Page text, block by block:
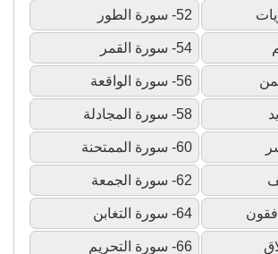
52- سورة الطور
54- سورة القمر
56- سورة الواقعة
58- سورة المجادلة
60- سورة الممتحنة
62- سورة الجمعة
64- سورة التغابن
66- سورة التحريم